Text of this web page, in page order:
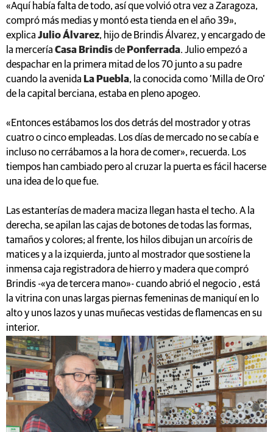
«Aquí había falta de todo, así que volvió otra vez a Zaragoza,
compró más medias y montó esta tienda en el año 39»,
explica Julio Álvarez, hijo de Brindis Álvarez, y encargado de
la mercería Casa Brindisde Ponferrada. Julio empezó a
despachar en la primera mitad de los 70 junto a su padre
cuando la avenida La Puebla, la conocida como ‘Milla de Oro’
de la capital berciana, estaba en pleno apogeo.
«Entonces estábamos los dos detrás del mostrador y otras
cuatro o cinco empleadas. Los días de mercado no se cabía e
incluso no cerrábamos a la hora de comer», recuerda. Los
tiempos han cambiado pero al cruzar la puerta es fácil hacerse
una idea de lo que fue.
Las estanterías de madera maciza llegan hasta el techo. A la
derecha, se apilan las cajas de botones de todas las formas,
tamaños y colores; al frente, los hilos dibujan un arcoíris de
matices y a la izquierda, junto al mostrador que sostiene la
inmensa caja registradora de hierro y madera que compró
Brindis -«ya de tercera mano»- cuando abrió el negocio , está
la vitrina con unas largas piernas femeninas de maniquí en lo
alto y unos lazos y unas muñecas vestidas de flamencas en su
interior.